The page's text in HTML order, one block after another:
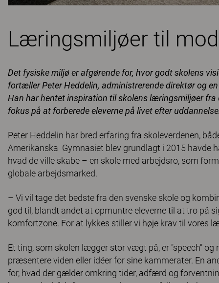
Læringsmiljøer til
Det fysiske miljø er afgørende for, hvor godt skolens
fortæller Peter Heddelin, administrerende direktør og
Han har hentet inspi­ration til skolens læringsmiljøer
fokus på at forberede eleverne på livet efter
Peter Heddelin har bred erfaring fra skoleverdenen,
Amerikanska Gymnasiet blev grundlagt i 2015 havde
hvad de ville skabe – en skole med arbejdsro, som
globale arbejdsmarked.
– Vi vil tage det bedste fra den svenske skole og
god til, blandt andet at opmuntre eleverne til at tro på
komfortzone. For at lykkes stiller vi høje krav til vores
Et ting, som skolen lægger stor vægt på, er "speech"
præsentere viden eller idéer for sine kammerater. En
for, hvad der gælder omkring tider, adfærd og